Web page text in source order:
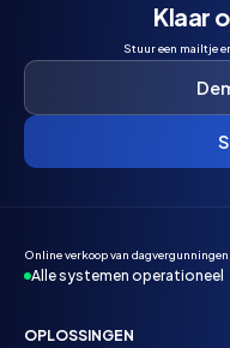
Klaar
Stuur een mailtje
Online verkoop van
Alle systemen operationeel
OPLOSSINGEN